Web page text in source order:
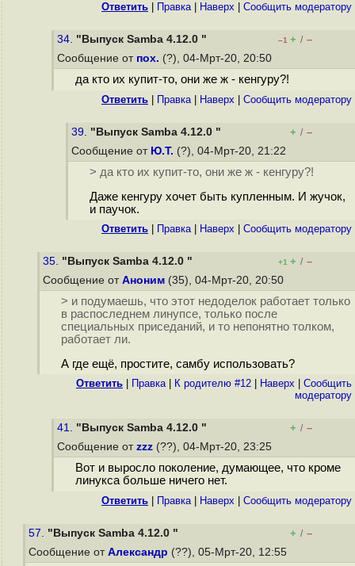
Ответить Правка| Наверх Cообщить модератору
34. "Выпуск Samba 4.12.0 " –1 + / –
Сообщение от пох. (?), 04-Мрт-20, 20:50
да кто их купит-то, они же ж - кенгуру?!
Ответить Правка| Наверх Cообщить модератору
39. "Выпуск Samba 4.12.0 " + / –
Сообщение от Ю.Т. (?), 04-Мрт-20, 21:22
> да кто их купит-то, они же ж - кенгуру?!
Даже кенгуру хочет быть купленным. И жучок,
и паучок.
Ответить Правка| Наверх Cообщить модератору
35. "Выпуск Samba 4.12.0 " +1 + / –
Сообщение от Аноним (35), 04-Мрт-20, 20:50
> и подумаешь, что этот недоделок работает только
в распоследнем линyпсе, только после
специальных приседаний, и то непонятно толком,
работает ли.
А где ещё, простите, самбу использовать?
Ответить Правка| К родителю #12 Наверх
Cообщить
модератору
41. "Выпуск Samba 4.12.0 " + / –
Сообщение от zzz (??), 04-Мрт-20, 23:25
Вот и выросло поколение, думающее, что кроме
линукса больше ничего нет.
Ответить Правка| Наверх Cообщить модератору
57. "Выпуск Samba 4.12.0 " + / –
Сообщение от Александр (??), 05-Мрт-20, 12:55